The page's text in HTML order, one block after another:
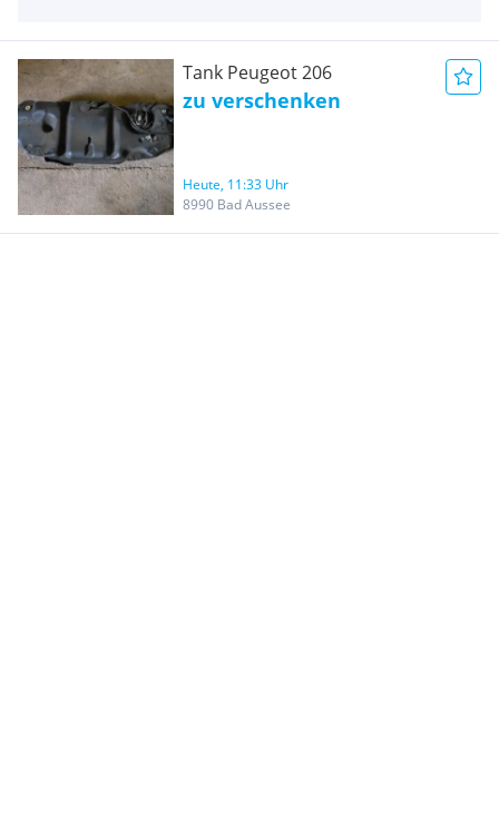
Tank Peugeot 206
zu verschenken
Heute, 11:33 Uhr
8990 Bad Aussee